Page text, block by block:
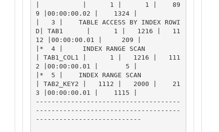
|           |      1 |      1 |    89
9 |00:00:00.02 |    1324 |
|   3 |    TABLE ACCESS BY INDEX ROWI
D| TAB1      |      1 |   1216 |   11
12 |00:00:00.01 |     209 |
|*  4 |     INDEX RANGE SCAN
| TAB1_COL1 |      1 |   1216 |   111
2 |00:00:00.01 |       5 |
|*  5 |    INDEX RANGE SCAN
| TAB2_KEY2 |   1112 |   2000 |    21
3 |00:00:00.01 |    1115 |
-------------------------------------
-------------------------------------
---------------------------